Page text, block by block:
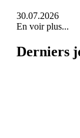
30.07.2026
En voir plus...
Derniers